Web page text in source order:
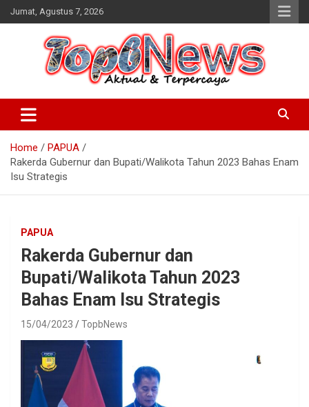
Skip
to
Jumat, Agustus 7, 2026
Home
PAPUA
Rakerda Gubernur dan Bupati/Walikota Tahun 2023 Bahas Enam
Isu Strategis
PAPUA
Rakerda Gubernur dan
Bupati/Walikota Tahun 2023
Bahas Enam Isu Strategis
15/04/2023 TopbNews